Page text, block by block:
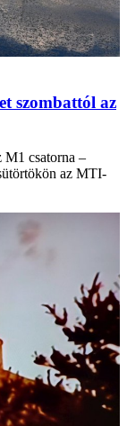
szombattól az
M1 csatorna –
az MTI-